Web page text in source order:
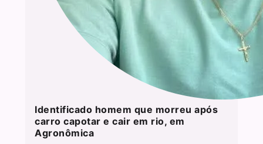
Identificado homem que morreu após
carro capotar e cair em rio, em
Agronômica